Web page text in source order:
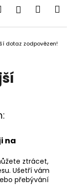
Hledat
košík
dotaz zodpovězen!
na
ztrácet,
Ušetří vám
přebývání